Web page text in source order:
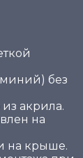
без
акрила.
на
на крыше.